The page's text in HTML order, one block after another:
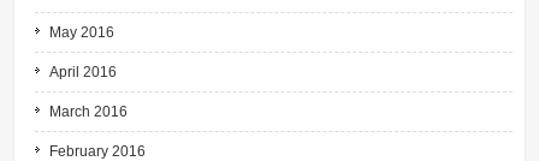
May 2016
April 2016
March 2016
February 2016